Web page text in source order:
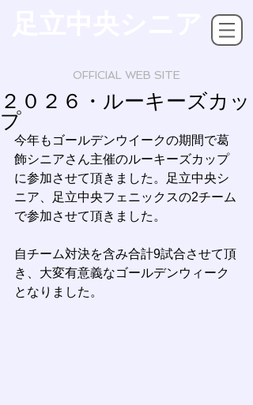
OFFICIAL WEB SITE
２０２６・ルーキーズカッ
プ
今年もゴールデンウイークの期間で葛
飾シニアさん主催のルーキーズカップ
に参加させて頂きました。足立中央シ
ニア、足立中央フェニックスの2チーム
で参加させて頂きました。
自チーム対決を含み合計9試合させて頂
き、大変有意義なゴールデンウィーク
となりました。